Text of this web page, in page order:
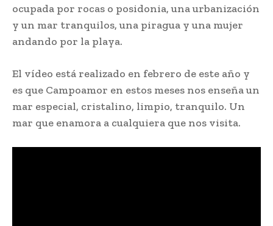
ocupada por rocas o posidonia, una urbanización
y un mar tranquilos, una piragua y una mujer
andando por la playa.
El vídeo está realizado en febrero de este año y
es que Campoamor en estos meses nos enseña un
mar especial, cristalino, limpio, tranquilo. Un
mar que enamora a cualquiera que nos visita.